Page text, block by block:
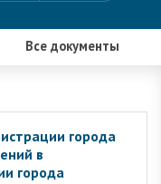
Все документы
города
в
города